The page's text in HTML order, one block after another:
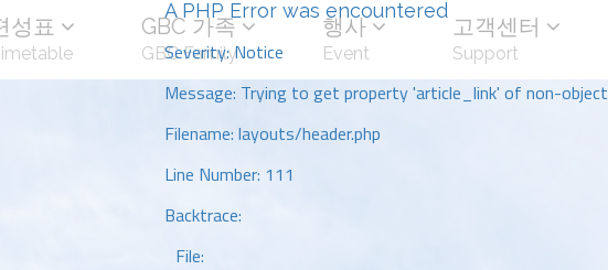
A PHP Error was encountered
Severity: Notice
Message: Trying to get property 'article_link' of non-object
Filename: layouts/header.php
Line Number: 111
Backtrace:
File:
성표 GBC 가족
GBC Family
행사
Event
고객센터
Support